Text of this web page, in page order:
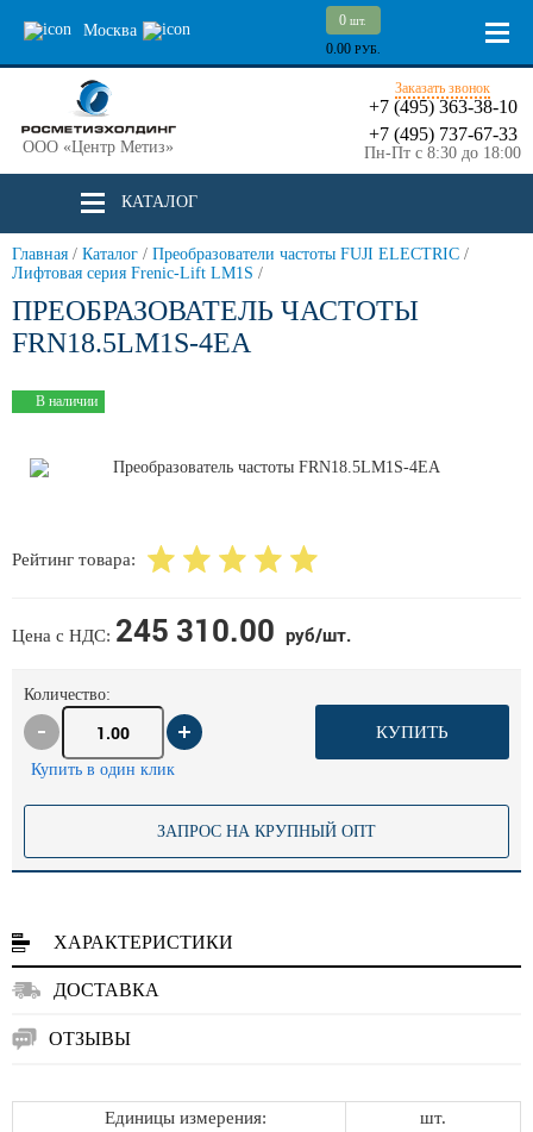
Москва
0 шт.
0.00 РУБ.
ООО «Центр Метиз»
Заказать звонок
+7 (495) 363-38-10
+7 (495) 737-67-33
Пн-Пт с 8:30 до 18:00
КАТАЛОГ
Главная / Каталог / Преобразователи частоты FUJI ELECTRIC /
Лифтовая серия Frenic-Lift LM1S /
ПРЕОБРАЗОВАТЕЛЬ ЧАСТОТЫ
FRN18.5LM1S-4EA
В наличии
Рейтинг товара:
Цена с НДС: 245 310.00 руб/шт.
Количество:
КУПИТЬ
Купить в один клик
ЗАПРОС НА КРУПНЫЙ ОПТ
ХАРАКТЕРИСТИКИ
ДОСТАВКА
ОТЗЫВЫ
Единицы измерения:
шт.